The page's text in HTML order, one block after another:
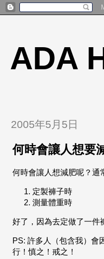
ADA
2005年5月5日
何時會讓人想要
何時會讓人想減肥呢？通
定製褲子時
測量體重時
好了，因為去定做了一件
PS: 許多人（包含我）會
行！慎之！戒之！